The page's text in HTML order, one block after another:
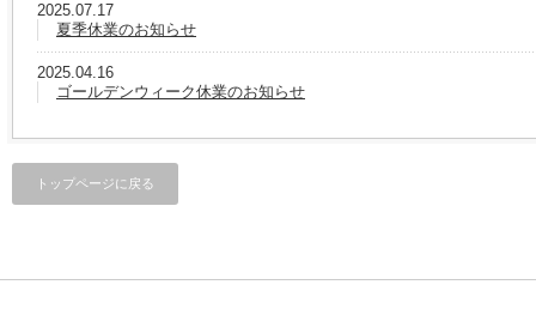
2025.07.17
夏季休業のお知らせ
2025.04.16
ゴールデンウィーク休業のお知らせ
トップページに戻る